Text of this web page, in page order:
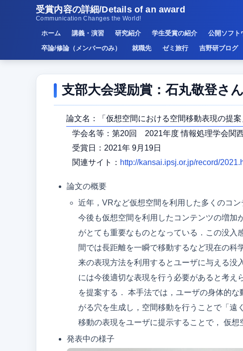
受賞内容の詳細/Details of an award
Communication Changes the World!
ホーム 講義・演習 研究紹介 学生受賞の紹介 公開ソフト
卒論/修論（メンバーのみ）
就職先 ゼミ旅行 吉野研ブログ
支部大会奨励賞：石丸敬登さん
論文名：「仮想空間における空間移動表現の提案
学会名等：第20回 2021年度 情報処理学会関
受賞日：2021年 9月19日
関連サイト： http://kansai.ipsj.or.jp/record/
論文の概要
近年，VRなど仮想空間を利用した多くのコ
今後も仮想空間を利用したコンテンツの増加
がとても重要なものとなっている．この没入
間では長距離を一瞬で移動するなど現在の
来の表現方法を利用するとユーザに与える没
には今後適切な表現を行う必要があると考え
を提案する． 本手法では，ユーザの身体的
がる穴を生成し，空間移動を行うことで「遠
移動の表現をユーザに提示することで， 仮
発表中の様子